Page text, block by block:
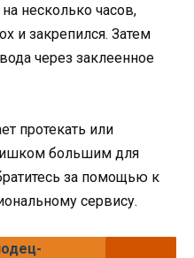
несколько часов,
и закрепился. Затем
через заклеенное
протекать или
большим для
за помощью к
сервису.